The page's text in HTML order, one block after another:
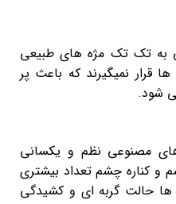
به تک تک مژه های طبیعی
قرار نمیگیرند که باعث پر
شود.
مصنوعی نظم و یکسانی
و کناره چشم تعداد بیشتری
حالت گربه ای و کشیدگی